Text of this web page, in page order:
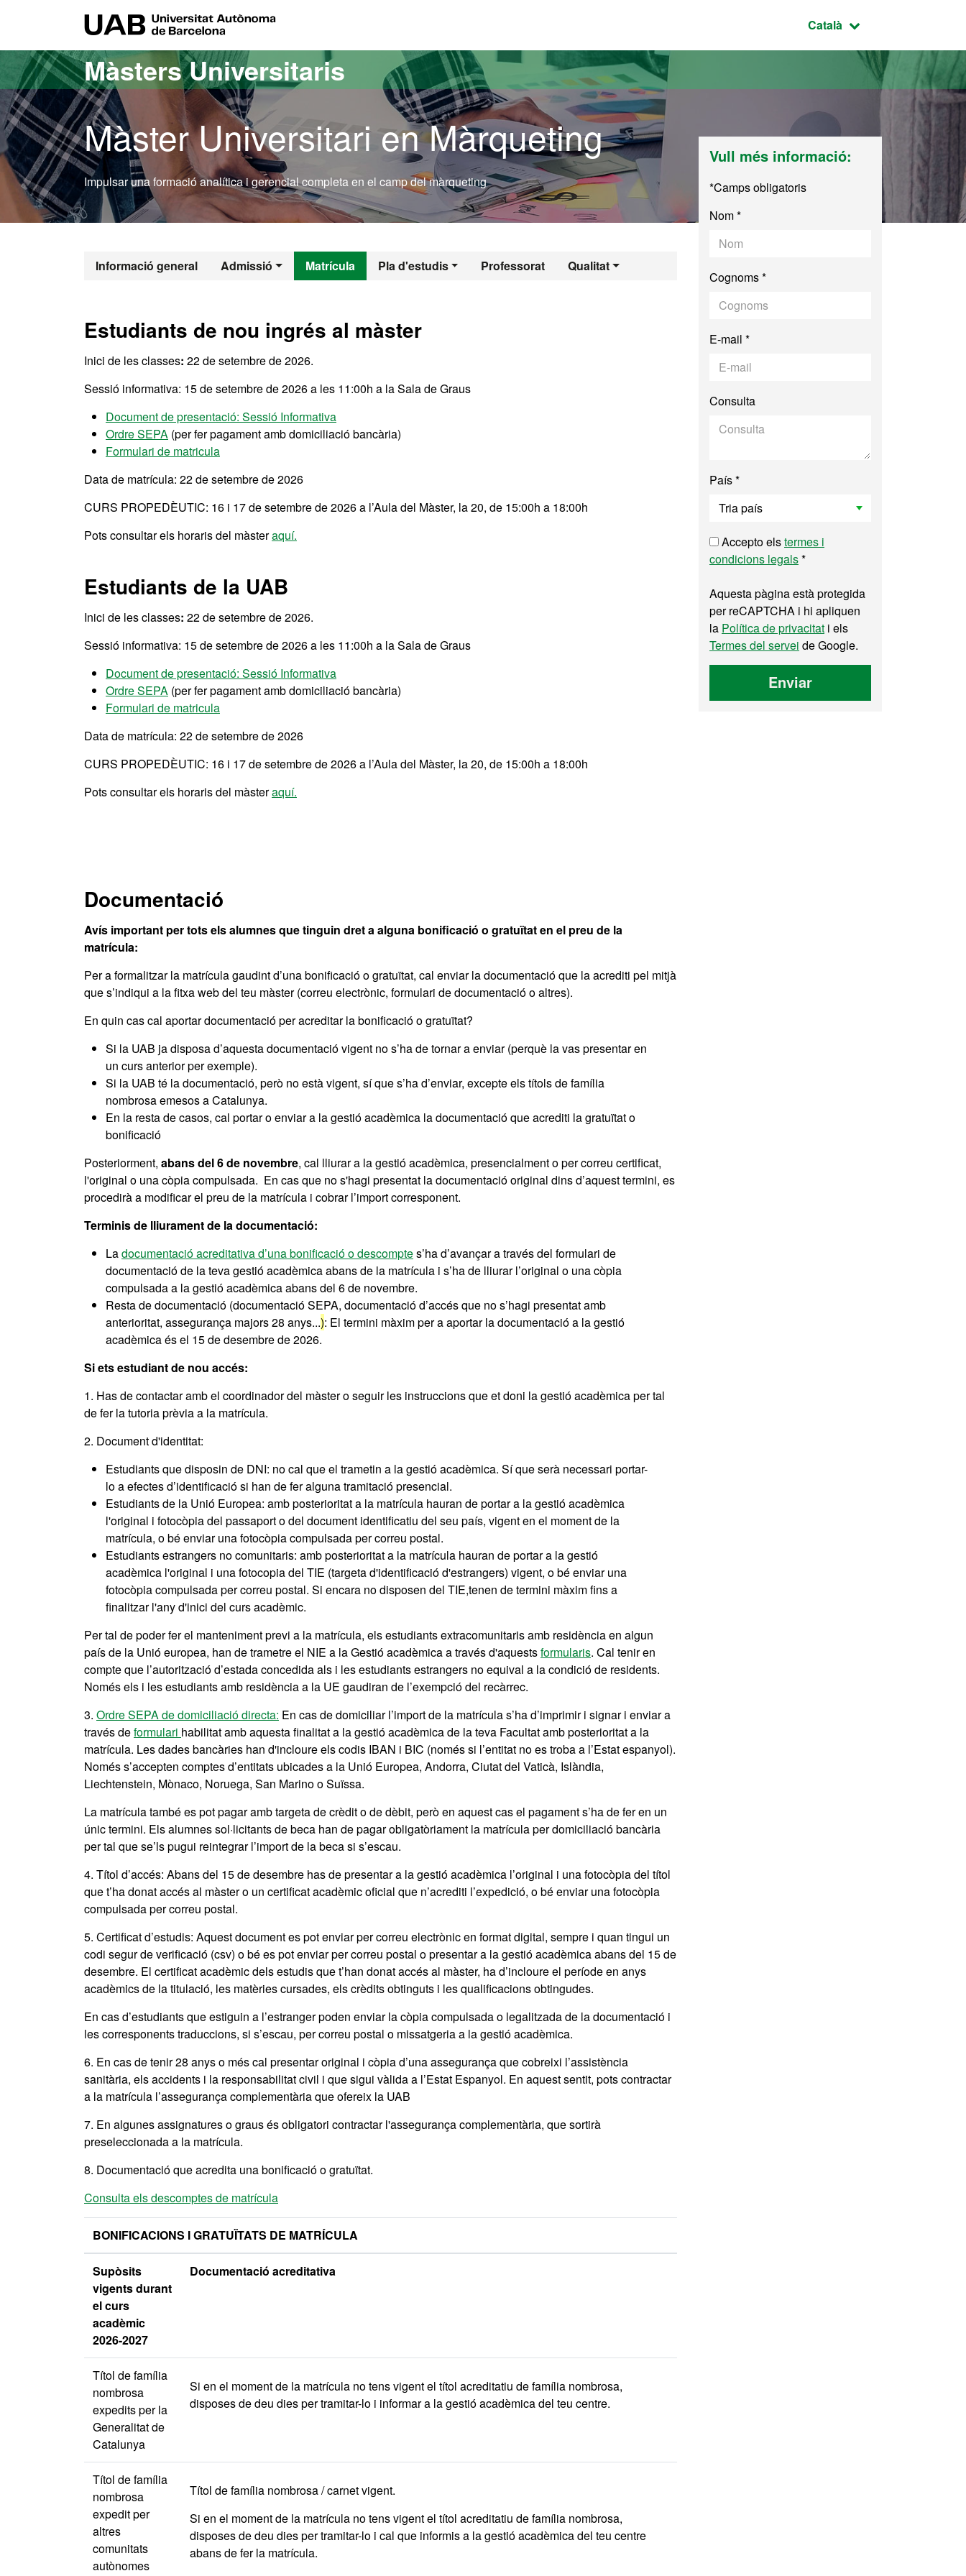
Idioma seleccionat:
Català
Màsters Universitaris
Màster Universitari en Màrqueting
Impulsar una formació analítica i gerencial completa en el camp del màrqueting
Informació general Admissió Matrícula Pla d'estudis Professorat Qualitat
Màster Oficial - Màrqueting
Estudiants de nou ingrés al màster
Inici de les classes: 22 de setembre de 2026.
Sessió informativa: 15 de setembre de 2026 a les 11:00h a la Sala de Graus
Document de presentació: Sessió Informativa
Ordre SEPA (per fer pagament amb domiciliació bancària)
Formulari de matricula
Data de matrícula: 22 de setembre de 2026
CURS PROPEDÈUTIC: 16 i 17 de setembre de 2026 a l’Aula del Màster, la 20, de 15:00h a 18:00h
Pots consultar els horaris del màsteraquí.
Estudiants de la UAB
Inici de les classes: 22 de setembre de 2026.
Sessió informativa: 15 de setembre de 2026 a les 11:00h a la Sala de Graus
Document de presentació: Sessió Informativa
Ordre SEPA (per fer pagament amb domiciliació bancària)
Formulari de matricula
Data de matrícula: 22 de setembre de 2026
CURS PROPEDÈUTIC: 16 i 17 de setembre de 2026 a l’Aula del Màster, la 20, de 15:00h a 18:00h
Pots consultar els horaris del màsteraquí.
Documentació
Avís important per tots els alumnes que tinguin dret a alguna bonificació o gratuïtat en el preu de la
matrícula:
Per a formalitzar la matrícula gaudint d’una bonificació o gratuïtat, cal enviar la documentació que la acrediti pel mitjà
que s’indiqui a la fitxa web del teu màster (correu electrònic, formulari de documentació o altres).
En quin cas cal aportar documentació per acreditar la bonificació o gratuïtat?
Si la UAB ja disposa d’aquesta documentació vigent no s’ha de tornar a enviar (perquè la vas presentar en
un curs anterior per exemple).
Si la UAB té la documentació, però no està vigent, sí que s’ha d’enviar, excepte els títols de família
nombrosa emesos a Catalunya.
En la resta de casos, cal portar o enviar a la gestió acadèmica la documentació que acrediti la gratuïtat o
bonificació
Posteriorment, abans del 6 de novembre, cal lliurar a la gestió acadèmica, presencialment o per correu certificat,
l'original o una còpia compulsada. En cas que no s'hagi presentat la documentació original dins d’aquest termini, es
procedirà a modificar el preu de la matrícula i cobrar l’import corresponent.
Terminis de lliurament de la documentació:
Ladocumentació acreditativa d’una bonificació o descomptes’ha d’avançar a través del formulari de
documentació de la teva gestió acadèmica abans de la matrícula i s’ha de lliurar l’original o una còpia
compulsada a la gestió acadèmica abans del 6 de novembre.
Resta de documentació (documentació SEPA, documentació d’accés que no s’hagi presentat amb
anterioritat, assegurança majors 28 anys...): El termini màxim per a aportar la documentació a la gestió
acadèmica és el 15 de desembre de 2026.
Si ets estudiant de nou accés:
1. Has de contactar amb el coordinador del màster o seguir les instruccions que et doni la gestió acadèmica per tal
de fer la tutoria prèvia a la matrícula.
2. Document d'identitat:
Estudiants que disposin de DNI: no cal que el trametin a la gestió acadèmica. Sí que serà necessari portar-
lo a efectes d’identificació si han de fer alguna tramitació presencial.
Estudiants de la Unió Europea: amb posterioritat a la matrícula hauran de portar a la gestió acadèmica
l'original i fotocòpia del passaport o del document identificatiu del seu país, vigent en el moment de la
matrícula, o bé enviar una fotocòpia compulsada per correu postal.
Estudiants estrangers no comunitaris: amb posterioritat a la matrícula hauran de portar a la gestió
acadèmica l'original i una fotocopia del TIE (targeta d'identificació d'estrangers) vigent, o bé enviar una
fotocòpia compulsada per correu postal. Si encara no disposen del TIE,tenen de termini màxim fins a
finalitzar l'any d'inici del curs acadèmic.
Per tal de poder fer el manteniment previ a la matrícula, els estudiants extracomunitaris amb residència en algun
país de la Unió europea, han de trametre el NIE a la Gestió acadèmica a través d'aquestsformularis. Cal tenir en
compte que l’autorització d’estada concedida als i les estudiants estrangers no equival a la condició de residents.
Només els i les estudiants amb residència a la UE gaudiran de l’exempció del recàrrec.
3. Ordre SEPA de domiciliació directa: En cas de domiciliar l’import de la matrícula s’ha d’imprimir i signar i enviar a
través deformulari habilitat amb aquesta finalitat a la gestió acadèmica de la teva Facultat amb posterioritat a la
matrícula. Les dades bancàries han d'incloure els codis IBAN i BIC (només si l’entitat no es troba a l’Estat espanyol).
Només s’accepten comptes d’entitats ubicades a la Unió Europea, Andorra, Ciutat del Vaticà, Islàndia,
Liechtenstein, Mònaco, Noruega, San Marino o Suïssa.
La matrícula també es pot pagar amb targeta de crèdit o de dèbit, però en aquest cas el pagament s’ha de fer en un
únic termini. Els alumnes sol·licitants de beca han de pagar obligatòriament la matrícula per domiciliació bancària
per tal que se’ls pugui reintegrar l’import de la beca si s’escau.
4. Títol d’accés: Abans del 15 de desembre has de presentar a la gestió acadèmica l’original i una fotocòpia del títol
que t’ha donat accés al màster o un certificat acadèmic oficial que n’acrediti l’expedició, o bé enviar una fotocòpia
compulsada per correu postal.
5. Certificat d’estudis: Aquest document es pot enviar per correu electrònic en format digital, sempre i quan tingui un
codi segur de verificació (csv) o bé es pot enviar per correu postal o presentar a la gestió acadèmica abans del 15 de
desembre. El certificat acadèmic dels estudis que t’han donat accés al màster, ha d’incloure el període en anys
acadèmics de la titulació, les matèries cursades, els crèdits obtinguts i les qualificacions obtingudes.
En cas d’estudiants que estiguin a l’estranger poden enviar la còpia compulsada o legalitzada de la documentació i
les corresponents traduccions, si s’escau, per correu postal o missatgeria a la gestió acadèmica.
6. En cas de tenir 28 anys o més cal presentar original i còpia d’una assegurança que cobreixi l’assistència
sanitària, els accidents i la responsabilitat civil i que sigui vàlida a l’Estat Espanyol. En aquest sentit, pots contractar
a la matrícula l’assegurança complementària que ofereix la UAB
7. En algunes assignatures o graus és obligatori contractar l'assegurança complementària, que sortirà
preseleccionada a la matrícula.
8. Documentació que acredita una bonificació o gratuïtat.
Consulta els descomptes de matrícula
BONIFICACIONS I GRATUÏTATS DE MATRÍCULA
Supòsits
vigents durant
el curs
acadèmic
2026-2027
Documentació acreditativa
Títol de família
nombrosa
expedits per la
Generalitat de
Catalunya
Si en el moment de la matrícula no tens vigent el títol acreditatiu de família nombrosa,
disposes de deu dies per tramitar-lo i informar a la gestió acadèmica del teu centre.
Títol de família
nombrosa
expedit per
altres
comunitats
autònomes
Títol de família nombrosa / carnet vigent.
Si en el moment de la matrícula no tens vigent el títol acreditatiu de família nombrosa,
disposes de deu dies per tramitar-lo i cal que informis a la gestió acadèmica del teu centre
abans de fer la matrícula.
Vull més informació:
*Camps obligatoris
Nom *
Cognoms *
E-mail *
Consulta
País *
Accepto elstermes i
condicions legals*
Aquesta pàgina està protegida
per reCAPTCHA i hi apliquen
la Política de privacitat i els
Termes del servei de Google.
Enviar